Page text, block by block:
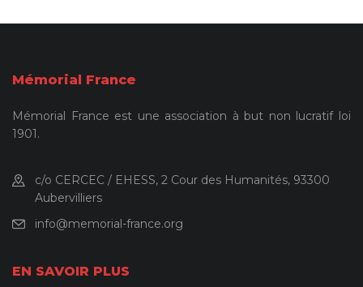
Mémorial France
Mémorial France est une association à but non lucratif loi
1901.
c/o CERCEC / EHESS, 2 Cour des Humanités, 93300
Aubervilliers
info@memorial-france.org
EN SAVOIR PLUS